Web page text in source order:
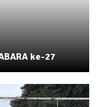
ke-27